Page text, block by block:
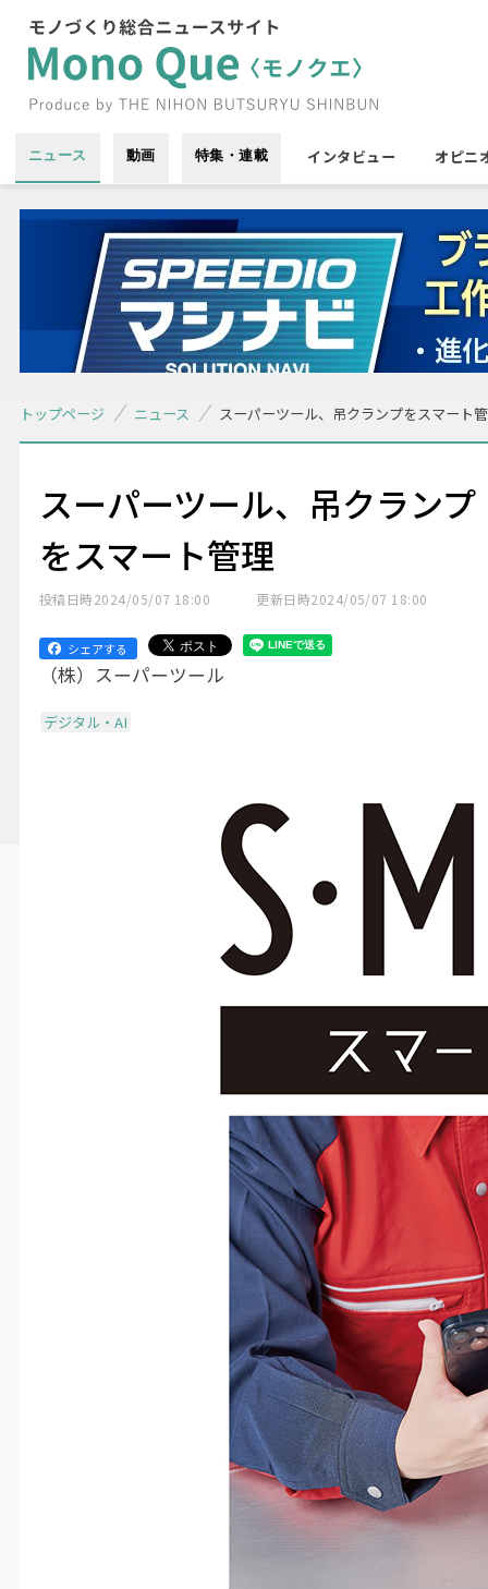
ニュース 動画 特集・連載 インタビュー オピニ
トップページ ニュース スーパーツール、吊クランプをスマート
スーパーツール、吊クランプ
をスマート管理
投稿日時2024/05/07 18:00 更新日時2024/05/07 18:00
シェアする
（株）スーパーツール
デジタル・AI